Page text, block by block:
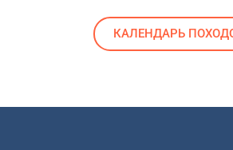
КАЛЕНДАРЬ